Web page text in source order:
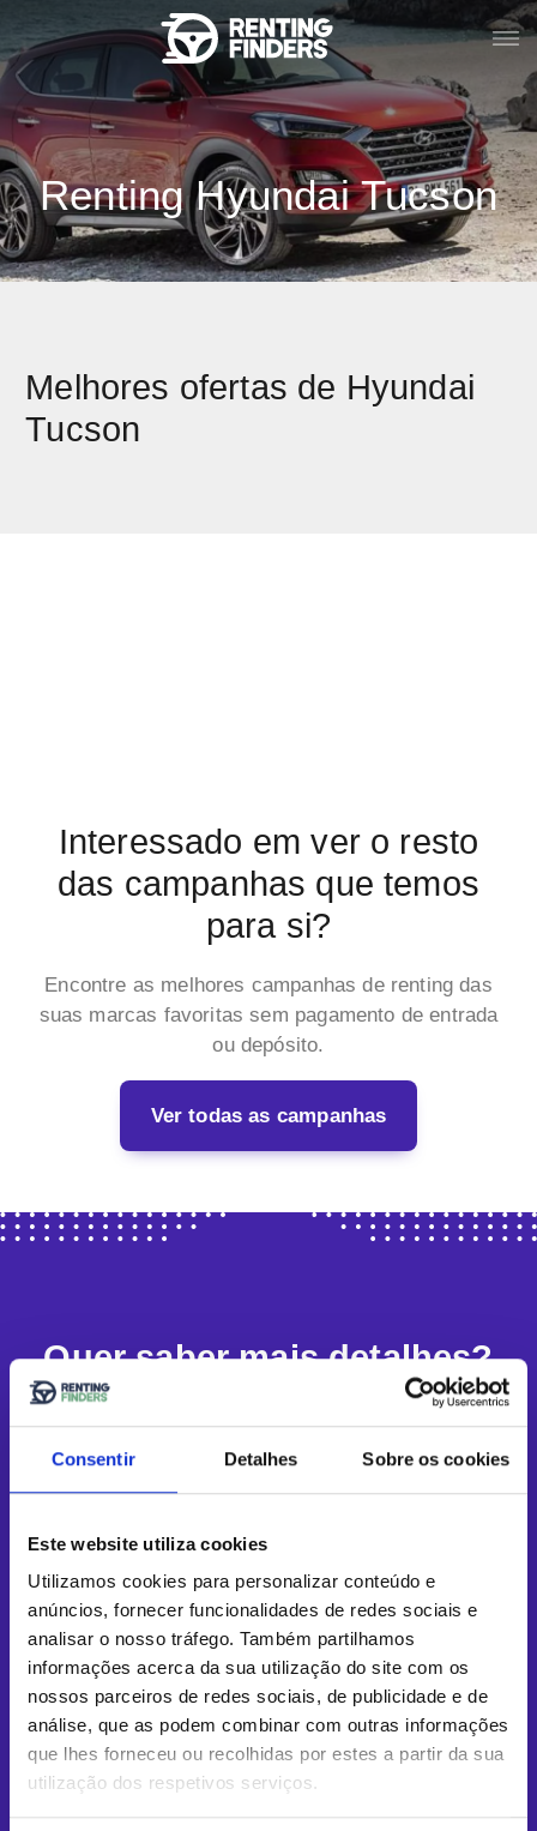
Consentir Detalhes Sobre os cookies
Este website utiliza cookies
Utilizamos cookies para personalizar conteúdo e
anúncios, fornecer funcionalidades de redes sociais e
analisar o nosso tráfego. Também partilhamos
informações acerca da sua utilização do site com os
nossos parceiros de redes sociais, de publicidade e de
análise, que as podem combinar com outras informações
que lhes forneceu ou recolhidas por estes a partir da sua
utilização dos respetivos serviços.
Renting Hyundai Tucson
Melhores ofertas de Hyundai
Tucson
Interessado em ver o resto
das campanhas que temos
para si?
Encontre as melhores campanhas de renting das
suas marcas favoritas sem pagamento de entrada
ou depósito.
Ver todas as campanhas
Quer saber mais detalhes?
Completa o formulário e ligamos-te
Li e aceito a
Quero receber as vossas ofertas e descontos